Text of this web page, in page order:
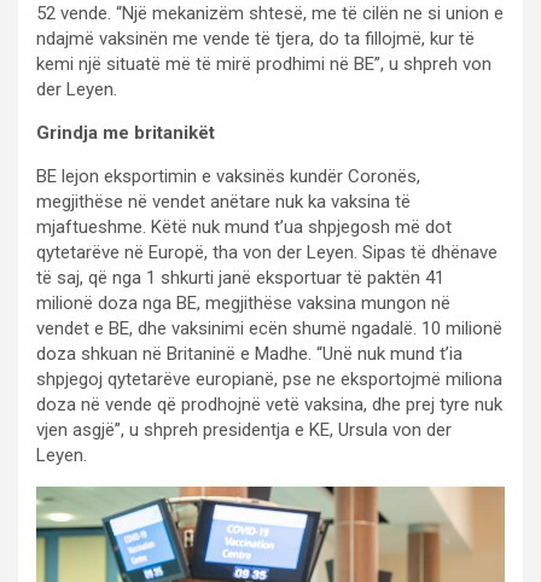
52 vende. “Një mekanizëm shtesë, me të cilën ne si union e
ndajmë vaksinën me vende të tjera, do ta fillojmë, kur të
kemi një situatë më të mirë prodhimi në BE”, u shpreh von
der Leyen.
Grindja me britanikët
BE lejon eksportimin e vaksinës kundër Coronës,
megjithëse në vendet anëtare nuk ka vaksina të
mjaftueshme. Këtë nuk mund t’ua shpjegosh më dot
qytetarëve në Europë, tha von der Leyen. Sipas të dhënave
të saj, që nga 1 shkurti janë eksportuar të paktën 41
milionë doza nga BE, megjithëse vaksina mungon në
vendet e BE, dhe vaksinimi ecën shumë ngadalë. 10 milionë
doza shkuan në Britaninë e Madhe. “Unë nuk mund t’ia
shpjegoj qytetarëve europianë, pse ne eksportojmë miliona
doza në vende që prodhojnë vetë vaksina, dhe prej tyre nuk
vjen asgjë”, u shpreh presidentja e KE, Ursula von der
Leyen.